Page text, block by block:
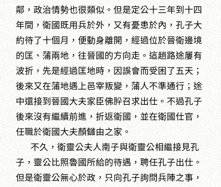
鄰，政治情勢也很類似。但是定公十三年到十四
年間，衛國既用兵於外，又有憂患於內，孔子大
約待了十個月，便動身離開，經過位於晉衛邊境
的匡、蒲兩地，往晉國的方向走。這趟路途屢有
波折，先是經過匡地時，因誤會而受困了五天；
後來又在蒲地遇上邑宰叛變，蒲人不準通行；途
中還接到晉國大夫家臣佛肸召求出仕。不過孔子
後來沒有繼續前進，折返衛國，並在衛國仕官，
任職於衛國大夫顏讎由之家。
不久，衛靈公夫人南子與衛靈公相繼接見孔
子，靈公比照魯國所給的待遇，聘任孔子出仕。
但是衛靈公無心於政，只向孔子詢問兵陣之事，